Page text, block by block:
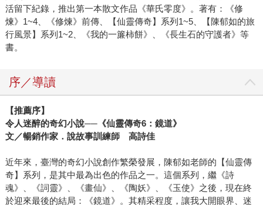
活留下紀錄，推出第一本散文作品《華氏零度》。著有：《修
煉》1~4、《修煉》前傳、【仙靈傳奇】系列1~5、【陳郁如的旅
行風景】系列1~2、《我的一簾柿餅》、《長生石的守護者》等
書。
序／導讀
【推薦序】
令人迷醉的奇幻小說──《仙靈傳奇6：鏡道》
文／暢銷作家．說故事訓練師 高詩佳
近年來，臺灣的奇幻小說創作繁榮發展，陳郁如老師的【仙靈傳
奇】系列，是其中最為出色的作品之一。這個系列，繼《詩
魂》、《詞靈》、《畫仙》、《陶妖》、《玉使》之後，現在終
於迎來最後的結局：《鏡道》。其精采程度，讓我大開眼界、迷